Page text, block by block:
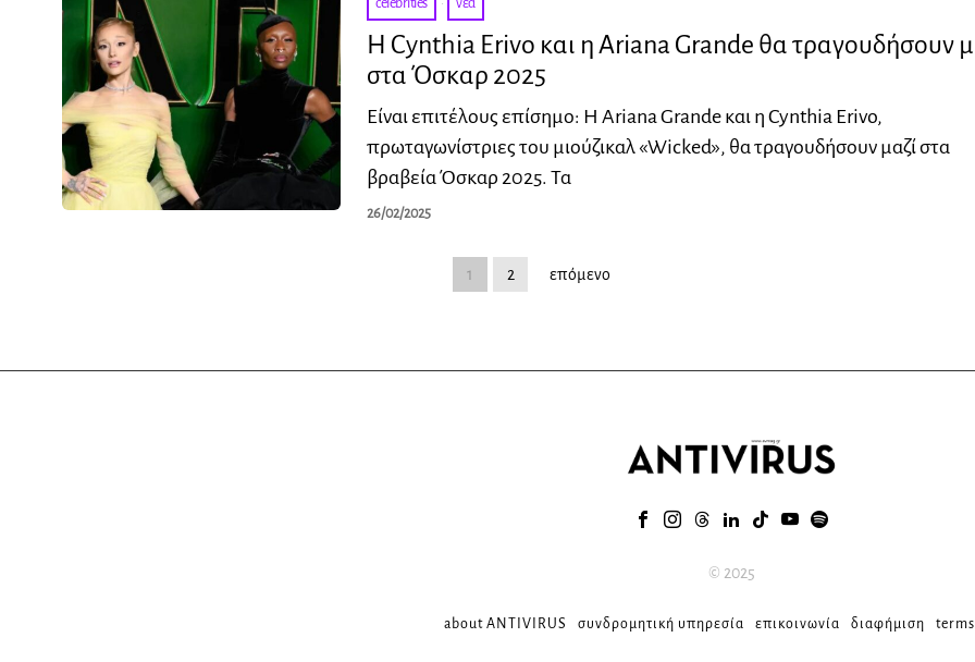
celebrities · νέα
Η Cynthia Erivo και η Ariana Grande θα τραγουδήσουν
στα Όσκαρ 2025
Είναι επιτέλους επίσημο: Η Ariana Grande και η Cynthia Erivo,
πρωταγωνίστριες του μιούζικαλ «Wicked», θα τραγουδήσουν μαζί στα
βραβεία Όσκαρ 2025. Τα
26/02/2025
1 2 επόμενο
© 2025
about ANTIVIRUS συνδρομητική υπηρεσία επικοινωνία διαφήμιση